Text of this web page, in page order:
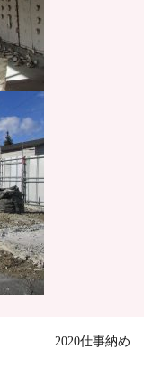
2020仕事納め